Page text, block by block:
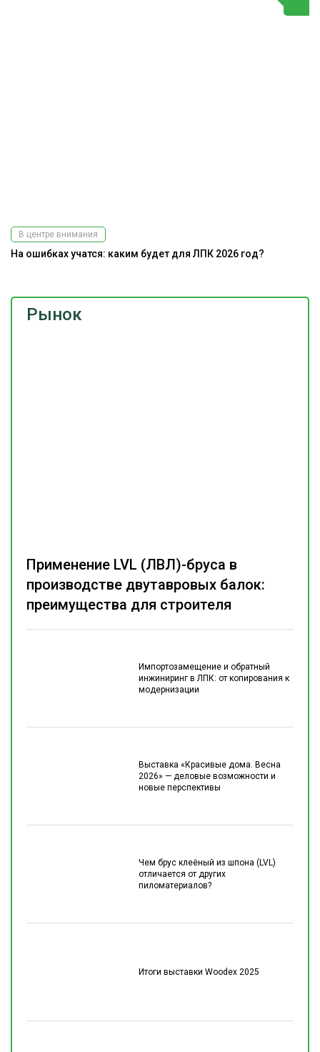
Рынок
Импортозамещение и обратный
инжиниринг в ЛПК: от копирования к
модернизации
Выставка «Красивые дома. Весна
2026» — деловые возможности и
новые перспективы
Чем брус клеёный из шпона (LVL)
отличается от других
пиломатериалов?
Итоги выставки Woodex 2025
Применение LVL (ЛВЛ)-бруса в
производстве двутавровых балок:
преимущества для строителя
В центре внимания
На ошибках учатся: каким будет для ЛПК 2026 год?